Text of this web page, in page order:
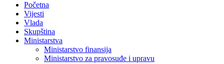
Početna
Vijesti
Vlada
Skupština
Ministarstva
Ministarstvo finansija
Ministarstvo za pravosuđe i upravu